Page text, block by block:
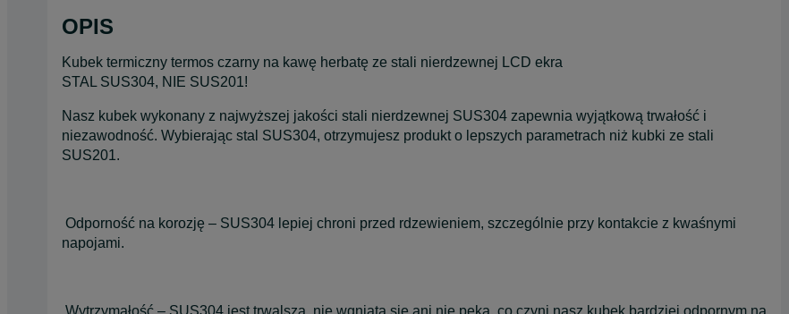
OPIS
Kubek termiczny termos czarny na kawę herbatę ze stali nierdzewnej LCD ekra
STAL SUS304, NIE SUS201!
Nasz kubek wykonany z najwyższej jakości stali nierdzewnej SUS304 zapewnia wyjątkową trwałość i
niezawodność. Wybierając stal SUS304, otrzymujesz produkt o lepszych parametrach niż kubki ze stali
SUS201.
Odporność na korozję – SUS304 lepiej chroni przed rdzewieniem, szczególnie przy kontakcie z kwaśnymi
napojami.
Wytrzymałość – SUS304 jest trwalsza, nie wgniata się ani nie pęka, co czyni nasz kubek bardziej odpornym na